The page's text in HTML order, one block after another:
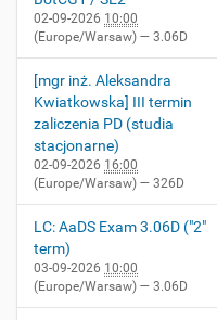
02-09-2026 10:00
(Europe/Warsaw) — 3.06D
[mgr inż. Aleksandra
Kwiatkowska] III termin
zaliczenia PD (studia
stacjonarne)
02-09-2026 16:00
(Europe/Warsaw) — 326D
LC: AaDS Exam 3.06D ("2"
term)
03-09-2026 10:00
(Europe/Warsaw) — 3.06D